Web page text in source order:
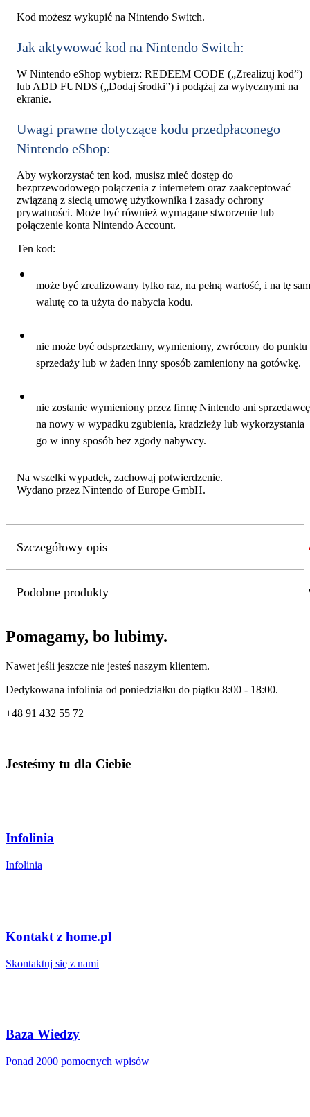
Kod możesz wykupić na Nintendo Switch.
Jak aktywować kod na Nintendo Switch:
W Nintendo eShop wybierz: REDEEM CODE („Zrealizuj kod”)
lub ADD FUNDS („Dodaj środki”) i podążaj za wytycznymi na
ekranie.
Uwagi prawne dotyczące kodu przedpłaconego
Nintendo eShop:
Aby wykorzystać ten kod, musisz mieć dostęp do
bezprzewodowego połączenia z internetem oraz zaakceptować
związaną z siecią umowę użytkownika i zasady ochrony
prywatności. Może być również wymagane stworzenie lub
połączenie konta Nintendo Account.
Ten kod:
może być zrealizowany tylko raz, na pełną wartość, i na tę
walutę co ta użyta do nabycia kodu.
nie może być odsprzedany, wymieniony, zwrócony do punktu
sprzedaży lub w żaden inny sposób zamieniony na gotówkę.
nie zostanie wymieniony przez firmę Nintendo ani sprzedawcę
na nowy w wypadku zgubienia, kradzieży lub wykorzystania
go w inny sposób bez zgody nabywcy.
Na wszelki wypadek, zachowaj potwierdzenie.
Wydano przez Nintendo of Europe GmbH.
Szczegółowy opis
Podobne produkty
Pomagamy, bo lubimy.
Nawet jeśli jeszcze nie jesteś naszym klientem.
Dedykowana infolinia od poniedziałku do piątku 8:00 - 18:00.
+48 91 432 55 72
Jesteśmy tu dla Ciebie
Infolinia
Infolinia
Kontakt z home.pl
Skontaktuj się z nami
Baza Wiedzy
Ponad 2000 pomocnych wpisów